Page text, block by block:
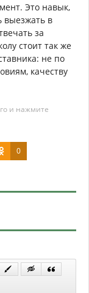
Это навык,
выезжать в
за
стоит так же
не по
качеству
и нажмите
0